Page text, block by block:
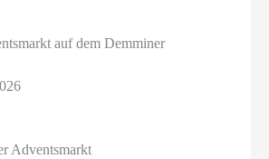
auf dem Demminer
Adventsmarkt